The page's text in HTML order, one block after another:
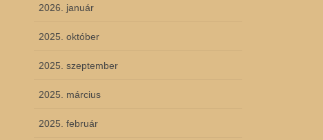
2026. január
2025. október
2025. szeptember
2025. március
2025. február